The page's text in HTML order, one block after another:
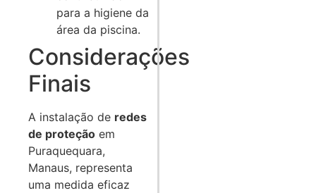
para a higiene da
área da piscina.
Considerações
Finais
A instalação de redes
de proteção em
Puraquequara,
Manaus, representa
uma medida eficaz